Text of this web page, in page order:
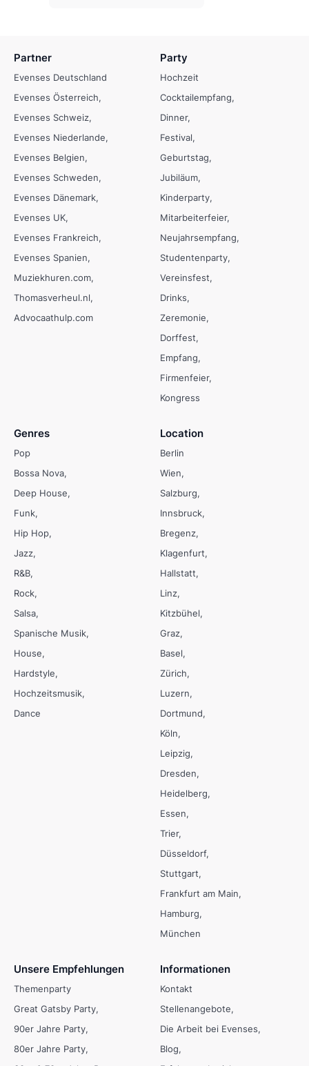
Partner
Evenses Deutschland
Evenses Österreich
Evenses Schweiz
Evenses Niederlande
Evenses Belgien
Evenses Schweden
Evenses Dänemark
Evenses UK
Evenses Frankreich
Evenses Spanien
Muziekhuren.com
Thomasverheul.nl
Advocaathulp.com
Party
Hochzeit
Cocktailempfang
Dinner
Festival
Geburtstag
Jubiläum
Kinderparty
Mitarbeiterfeier
Neujahrsempfang
Studentenparty
Vereinsfest
Drinks
Zeremonie
Dorffest
Empfang
Firmenfeier
Kongress
Genres
Pop
Bossa Nova
Deep House
Funk
Hip Hop
Jazz
R&B
Rock
Salsa
Spanische Musik
House
Hardstyle
Hochzeitsmusik
Dance
Location
Berlin
Wien
Salzburg
Innsbruck
Bregenz
Klagenfurt
Hallstatt
Linz
Kitzbühel
Graz
Basel
Zürich
Luzern
Dortmund
Köln
Leipzig
Dresden
Heidelberg
Essen
Trier
Düsseldorf
Stuttgart
Frankfurt am Main
Hamburg
München
Unsere Empfehlungen
Themenparty
Great Gatsby Party
90er Jahre Party
80er Jahre Party
Informationen
Kontakt
Stellenangebote
Die Arbeit bei Evenses
Blog